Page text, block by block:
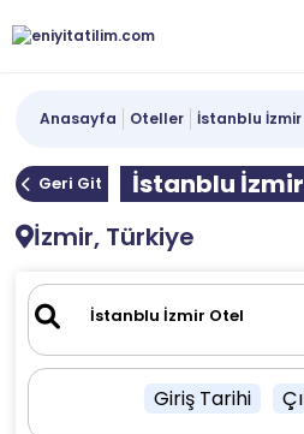
Anasayfa Oteller İstanblu
Geri Git
İstanblu
İzmir, Türkiye
Giriş Tarihi